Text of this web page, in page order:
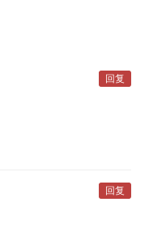
回复
回复